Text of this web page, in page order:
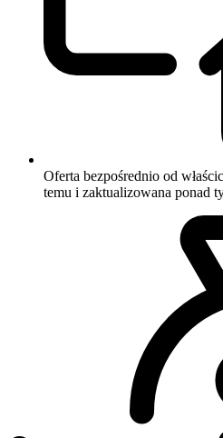
Oferta bezpośrednio od
temu i zaktualizowana ponad